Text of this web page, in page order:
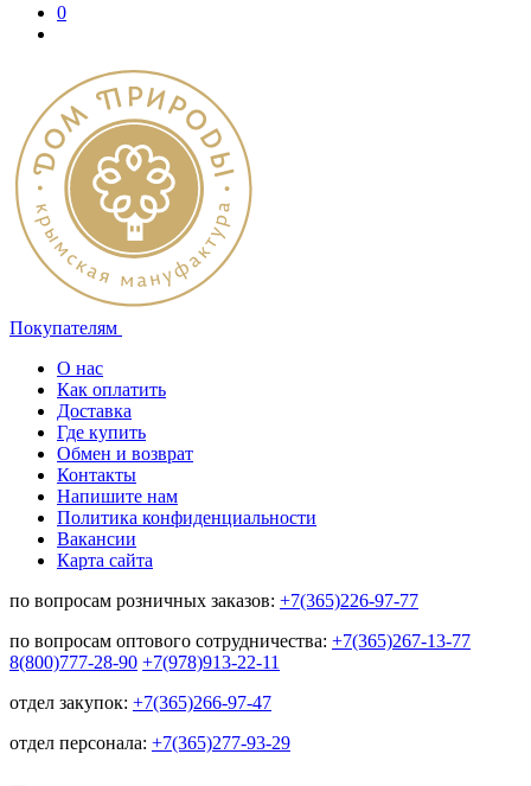
0
Покупателям
О нас
Как оплатить
Доставка
Где купить
Обмен и возврат
Контакты
Напишите нам
Политика конфиденциальности
Вакансии
Карта сайта
по вопросам розничных заказов: +7(365)226-97-77
по вопросам оптового сотрудничества: +7(365)267-13-77
8(800)777-28-90 +7(978)913-22-11
отдел закупок: +7(365)266-97-47
отдел персонала: +7(365)277-93-29